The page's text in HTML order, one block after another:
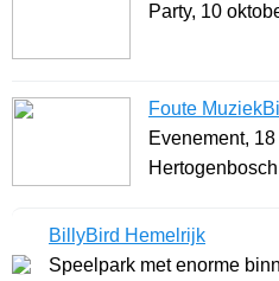
Party, 10
Foute
Evenement,
Hertogenbosch
BillyBird Hemelrijk
Speelpark met enorme